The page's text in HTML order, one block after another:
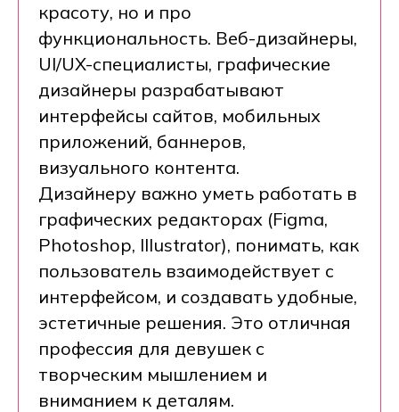
красоту, но и про
функциональность. Веб-дизайнеры,
UI/UX-специалисты, графические
дизайнеры разрабатывают
интерфейсы сайтов, мобильных
приложений, баннеров,
визуального контента.
Дизайнеру важно уметь работать в
графических редакторах (Figma,
Photoshop, Illustrator), понимать, как
пользователь взаимодействует с
интерфейсом, и создавать удобные,
эстетичные решения. Это отличная
профессия для девушек с
творческим мышлением и
вниманием к деталям.